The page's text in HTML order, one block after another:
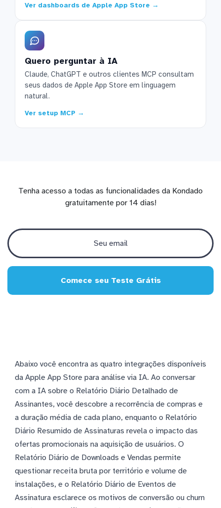
Ver dashboards de Apple App Store →
Quero perguntar à IA
Claude, ChatGPT e outros clientes MCP consultam
seus dados de Apple App Store em linguagem
natural.
Ver setup MCP →
Tenha acesso a todas as funcionalidades da Kondado
gratuitamente por 14 dias!
Comece seu Teste Grátis
Abaixo você encontra as quatro integrações disponíveis
da Apple App Store para análise via IA. Ao conversar
com a IA sobre o Relatório Diário Detalhado de
Assinantes, você descobre a recorrência de compras e
a duração média de cada plano, enquanto o Relatório
Diário Resumido de Assinaturas revela o impacto das
ofertas promocionais na aquisição de usuários. O
Relatório Diário de Downloads e Vendas permite
questionar receita bruta por território e volume de
instalações, e o Relatório Diário de Eventos de
Assinatura esclarece os motivos de conversão ou churn